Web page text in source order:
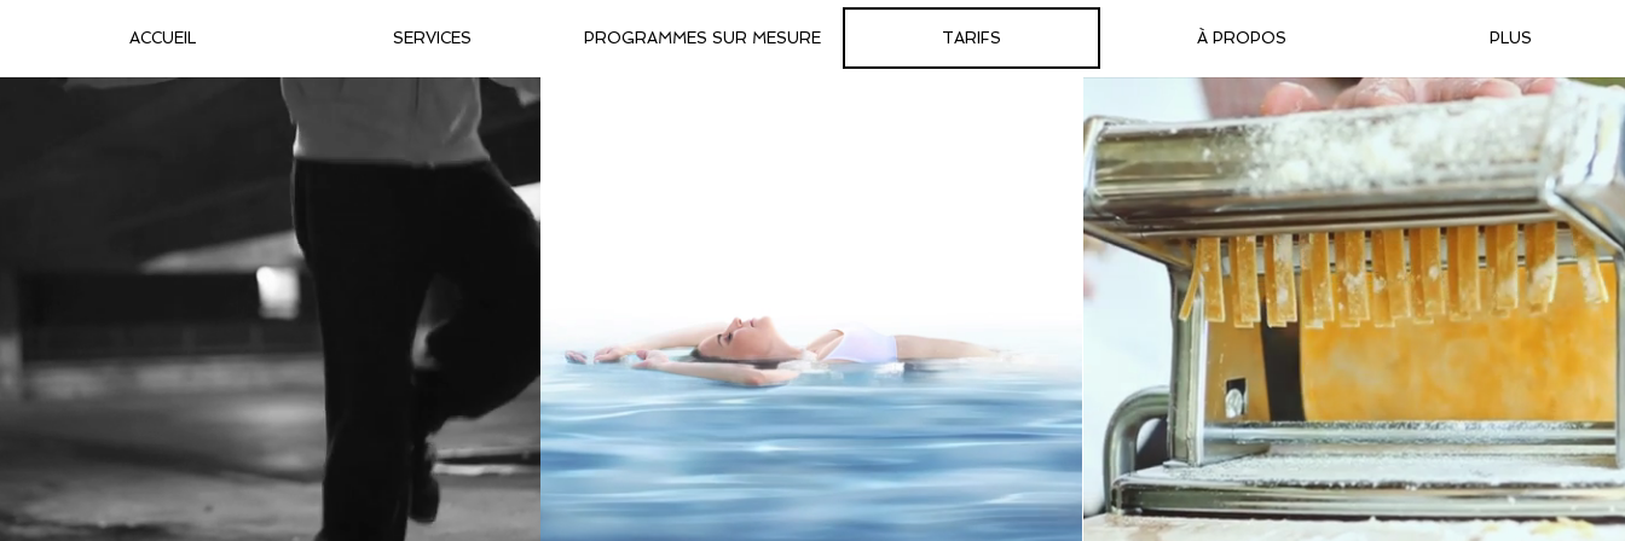
ACCUEIL SERVICES PROGRAMMES SUR MESURE TARIFS À PROPOS PLUS